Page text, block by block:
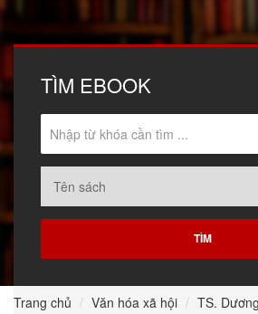
TÌM EBOOK
Trang chủ Văn hóa xã hội TS.